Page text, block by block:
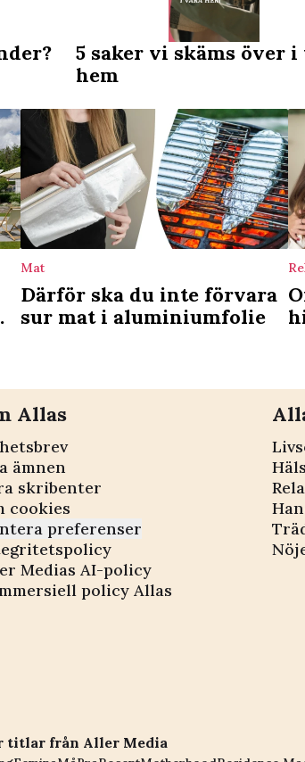
5 saker vi skäms över i
hem
Mat
Därför ska du inte förvara
sur mat i aluminiumfolie
Allas
ämnen
skribenter
cookies
preferenser
Medias AI-policy
policy Allas
titlar från Aller Media